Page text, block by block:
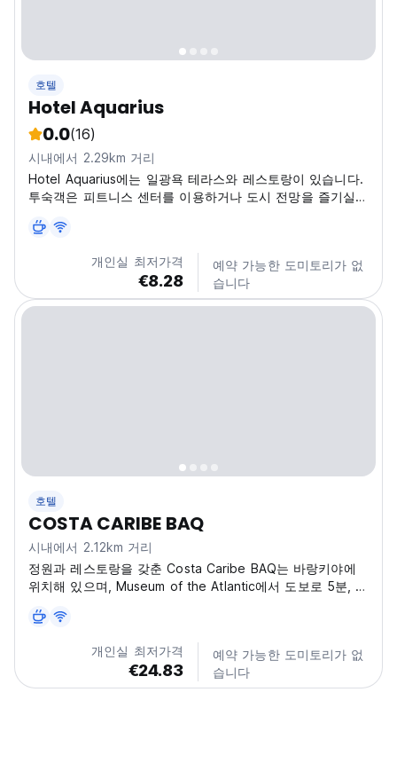
호텔
Hotel Aquarius
0.0(16)
시내에서 2.29km 거리
Hotel Aquarius에는 일광욕 테라스와 레스토랑이 있습니다.
투숙객은 피트니스 센터를 이용하거나 도시 전망을 즐기실
개인실 최저가격
€8.28
예약 가능한 도미토리가 없
습니다
호텔
COSTA CARIBE BAQ
시내에서 2.12km 거리
정원과 레스토랑을 갖춘 Costa Caribe BAQ는 바랑키야에
위치해 있으며, Museum of the Atlantic에서 도보로 5분, 몬
메트로폴리탄 대성당에서 도보로 19분, 평화 광장에서
1.5km, 플라자 데 라 아두아나에서 도보로 15분 거리에 있습
니다. 숙소는 24시간 프런트 데스크, 공항 셔틀 서비스, 룸서
비스, 숙소 전역의 무료 Wi-Fi를 제공합니다. 호텔의 모든 객
실은...
개인실 최저가격
€24.83
예약 가능한 도미토리가 없
습니다